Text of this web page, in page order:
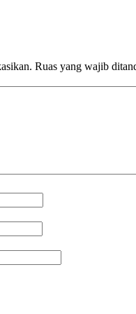
Ruas yang wajib